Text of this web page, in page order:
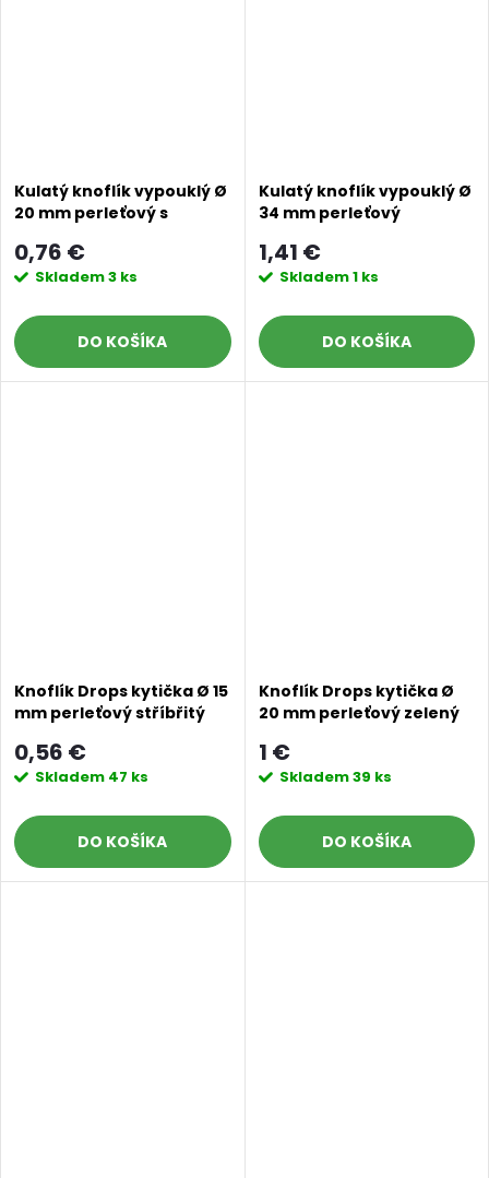
Kulatý knoflík vypouklý Ø
20 mm perleťový s
0,76 €
Skladem3 ks
DO KOŠÍKA
Kulatý knoflík vypouklý Ø
34 mm perleťový
1,41 €
Skladem1 ks
DO KOŠÍKA
Knoflík Drops kytička Ø 15
mm perleťový stříbřitý
0,56 €
Skladem 47 ks
DO KOŠÍKA
Knoflík Drops kytička Ø
20 mm perleťový zelený
1 €
Skladem39 ks
DO KOŠÍKA